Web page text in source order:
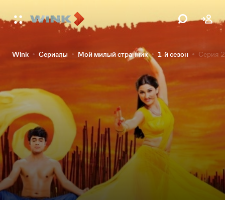
Wink Сериалы Мой милый странник 1-й сезон Серия